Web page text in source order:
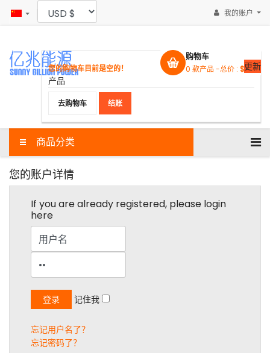
我的账户
购物车
0 款产品 -总价 : $0.00
您的购物车目前是空的！
产品
更新
去购物车 结账
商品分类
您的账户详情
If you are already registered, please login
here
记住我
忘记用户名了？
忘记密码了？